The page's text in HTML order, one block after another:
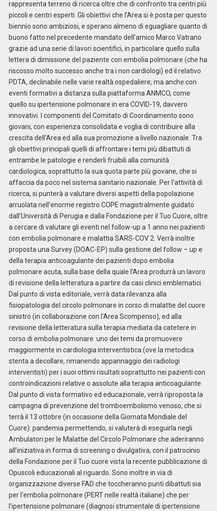
rappresenta terreno di ricerca oltre che di confronto tra centri più
piccoli e centri esperti. Gli obiettivi che l’Area si è posta per questo
biennio sono ambiziosi, e sperano almeno di eguagliare quanto di
buono fatto nel precedente mandato dell’amico Marco Vatrano
grazie ad una serie di lavori scientifici, in particolare quello sulla
lettera di dimissione del paziente con embolia polmonare (che ha
riscosso molto successo anche tra i non cardiologi) ed il relativo
PDTA, declinabile nelle varie realtà ospedaliere; ma anche con
eventi formativi a distanza sulla piattaforma ANMCO, come
quello su ipertensione polmonare in era COVID-19, davvero
innovativi. I componenti del Comitato di Coordinamento sono
giovani, con esperienza consolidata e voglia di contribuire alla
crescita dell’Area ed alla sua promozione a livello nazionale. Tra
gli obiettivi principali quelli di affrontare i temi più dibattuti di
entrambe le patologie e renderli fruibili alla comunità
cardiologica, soprattutto la sua quota parte più giovane, che si
affaccia da poco nel sistema sanitario nazionale. Per l’attività di
ricerca, si punterà a valutare diversi aspetti della popolazione
arruolata nell’enorme registro COPE magistralmente guidato
dall’Università di Perugia e dalla Fondazione per il Tuo Cuore, oltre
a cercare di valutare gli eventi nel follow-up a 1 anno nei pazienti
con embolia polmonare e malattia SARS-COV 2. Verrà inoltre
proposta una Survey (DOAC-EP) sulla gestione del follow – up e
della terapia anticoagulante dei pazienti dopo embolia
polmonare acuta, sulla base della quale l’Area produrrà un lavoro
di revisione della letteratura a partire da casi clinici emblematici.
Dal punto di vista editoriale, verrà data rilevanza alla
fisiopatologia del circolo polmonare in corso di malattie del cuore
sinistro (in collaborazione con l’Area Scompenso), ed alla
revisione della letteratura sulla terapia mediata da catetere in
corso di embolia polmonare: uno dei temi da promuovere
maggiormente in cardiologia interventistica (ove la metodica
stenta a decollare, rimanendo appannaggio dei radiologi
interventisti) per i suoi ottimi risultati soprattutto nei pazienti con
controindicazioni relative o assolute alla terapia anticoagulante.
Dal punto di vista formativo ed educazionale, verrà riproposta la
campagna di prevenzione del tromboembolismo venoso, che si
terrà il 13 ottobre (in occasione della Giornata Mondiale del
Cuore): pandemia permettendo, si valuterà di eseguirla negli
Ambulatori per le Malattie del Circolo Polmonare che aderiranno
all’iniziativa in forma di screening o divulgativa, con il patrocinio
della Fondazione per il Tuo cuore vista la recente pubblicazione di
Opuscoli educazionali al riguardo. Sono inoltre in via di
organizzazione diverse FAD che toccheranno punti dibattuti sia
per l’embolia polmonare (PERT nelle realtà italiane) che per
l’ipertensione polmonare (diagnosi strumentale di ipertensione